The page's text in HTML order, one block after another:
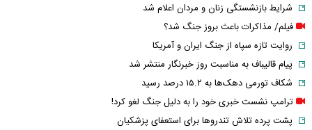
شرایط بازنشستگی زنان و مردان اعلام شد
فیلم/ مذاکرات باعث بروز جنگ شد؟
روایت تازه سپاه از جنگ ایران و آمریکا
پیام قالیباف به مناسبت روز خبرنگار منتشر شد
شکاف تورمی دهک‌ها به ۱۵.۲ درصد رسید
ترامپ نشست خبری خود را به دلیل جنگ لغو کرد!
پشت پرده تلاش تندروها برای استعفای پزشکیان